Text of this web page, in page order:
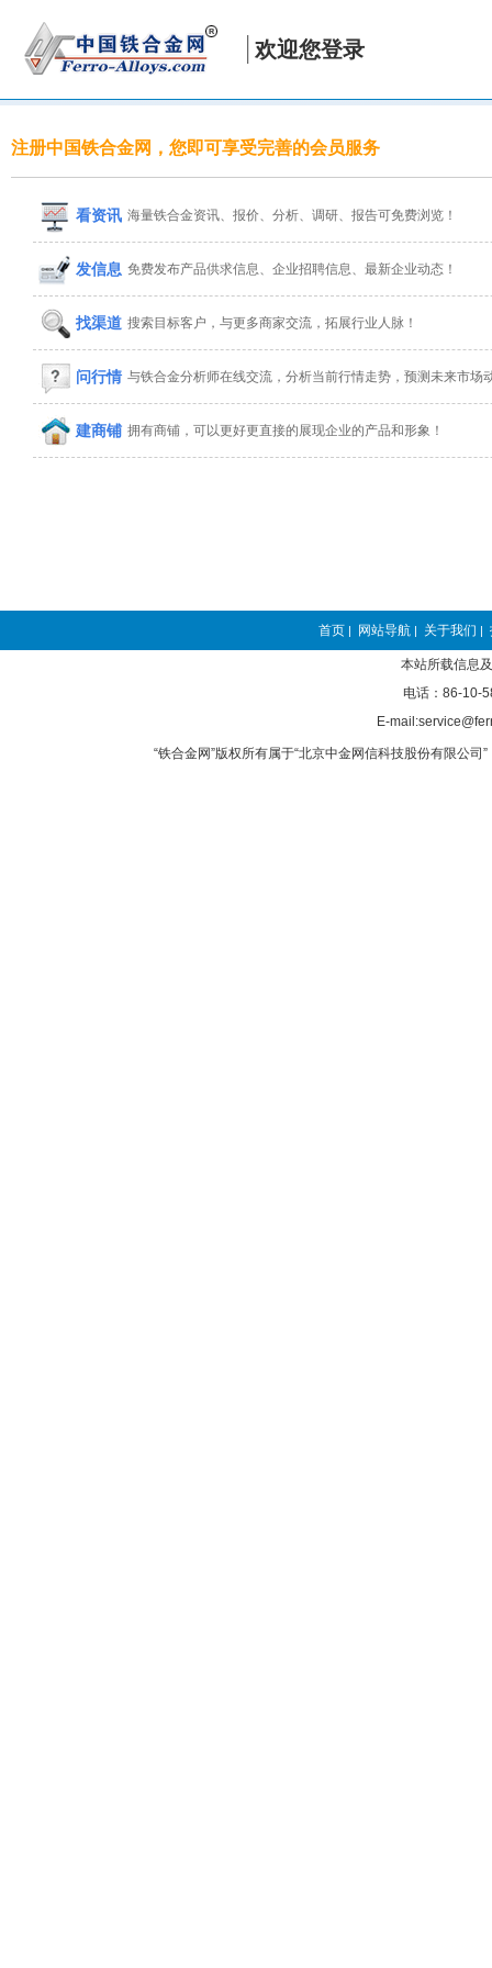
欢迎您登录
注册中国铁合金网，您即可享受完善的会员服务
看资讯 海量铁合金资讯、报价、分析、调研、报告可免费浏览！
发信息 免费发布产品供求信息、企业招聘信息、最新企业动态！
找渠道 搜索目标客户，与更多商家交流，拓展行业人脉！
问行情 与铁合金分析师在线交流，分析当前行情走势，预测未来市场
建商铺 拥有商铺，可以更好更直接的展现企业的产品和形象！
首页 | 网站导航 | 关于我们 |
本站所载信息
电话：86-10-
E-
“铁合金网”版权所有属于“北京中金网信科技股份有限公司